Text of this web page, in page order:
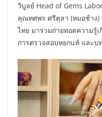
วิบูลย์ Head of Gems
คุณทศพร ศรีตุลา (หมอช้าง)
ไทย มาร่วมถ่ายทอดความรู้
การตรวจสอบหยกแท้ และบ